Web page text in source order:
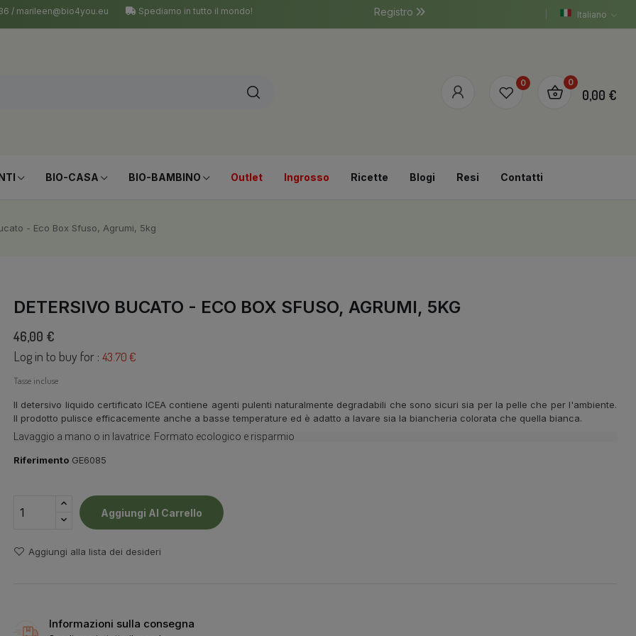
/ marileen@bio4you.eu Spediamo in tutto il mondo! Italiano
Registro
0 0
0,00 €
BIO-CASA BIO-BAMBINO Outlet Ingrosso Ricette Blogi Resi Contatti
- Eco Box Sfuso, Agrumi, 5kg
DETERSIVO BUCATO - ECO BOX SFUSO, AGRUMI, 5KG
46,00 €
Log in to buy for : 43.70 €
Tasse incluse
Il detersivo liquido certificato ICEA contiene agenti pulenti naturalmente degradabili che sono sicuri sia per la pelle che per l'ambiente.
Il prodotto pulisce efficacemente anche a basse temperature ed è adatto a lavare sia la biancheria colorata che quella bianca.
Lavaggio a mano o in lavatrice. Formato ecologico e risparmio
Riferimento GE6085
Aggiungi Al Carrello
Aggiungi alla lista dei desideri
Informazioni sulla consegna